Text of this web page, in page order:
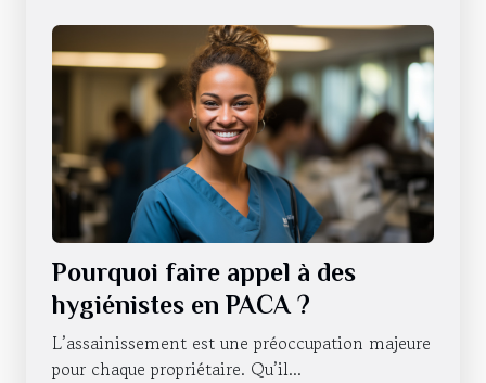
Pourquoi faire appel à des
hygiénistes en PACA ?
L’assainissement est une préoccupation majeure
pour chaque propriétaire. Qu’il...